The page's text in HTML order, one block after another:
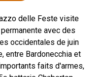
delle Feste visite
avec des
occidentales de juin
entre Bardonecchia et
faits d'armes,